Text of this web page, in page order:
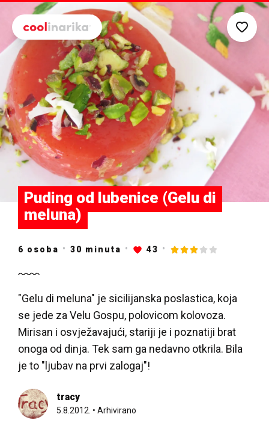
Preskoči na glavni sadržaj
Puding od lubenice (Gelu di
meluna)
6 osoba 30 minuta 43
"Gelu di meluna" je sicilijanska poslastica, koja
se jede za Velu Gospu, polovicom kolovoza.
Mirisan i osvježavajući, stariji je i poznatiji brat
onoga od dinja. Tek sam ga nedavno otkrila. Bila
je to "ljubav na prvi zalogaj"!
tracy
5.8.2012. • Arhivirano